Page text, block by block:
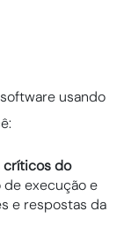
usando
críticos do
de execução e
e respostas da